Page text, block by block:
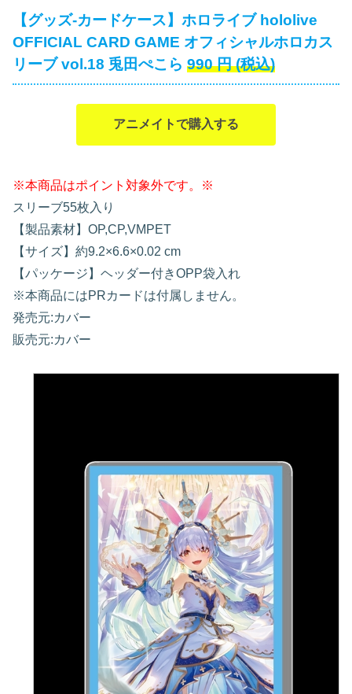
【グッズ-カードケース】ホロライブ hololive
OFFICIAL CARD GAME オフィシャルホロカス
リーブ vol.18 兎田ぺこら 990 円 (税込)
アニメイトで購入する
※本商品はポイント対象外です。※
スリーブ55枚入り
【製品素材】OP,CP,VMPET
【サイズ】約9.2×6.6×0.02 cm
【パッケージ】ヘッダー付きOPP袋入れ
※本商品にはPRカードは付属しません。
発売元:カバー
販売元:カバー